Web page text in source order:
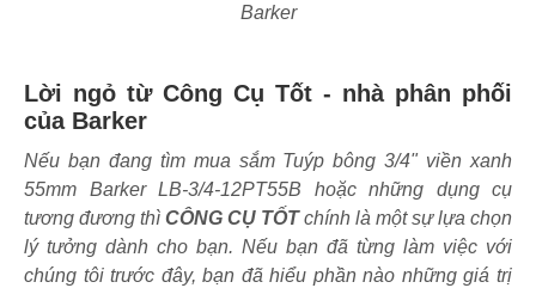
Barker
Lời ngỏ từ Công Cụ Tốt - nhà phân phối
của Barker
Nếu bạn đang tìm mua sắm Tuýp bông 3/4" viền xanh
55mm Barker LB-3/4-12PT55B hoặc những dụng cụ
tương đương thì CÔNG CỤ TỐTchính là một sự lựa chọn
lý tưởng dành cho bạn. Nếu bạn đã từng làm việc với
chúng tôi trước đây, bạn đã hiểu phần nào những giá trị